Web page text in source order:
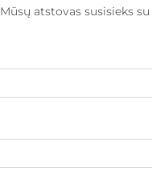
Mūsų atstovas susisieks